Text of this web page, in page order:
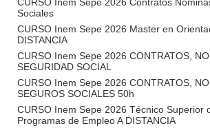
Sociales
CURSO Inem Sepe 2026 Master en
DISTANCIA
CURSO Inem Sepe 2026 CONTRATOS,
SEGURIDAD SOCIAL
CURSO Inem Sepe 2026 CONTRATOS,
SEGUROS SOCIALES 50h
CURSO Inem Sepe 2026 Técnico Superior
Programas de Empleo A DISTANCIA